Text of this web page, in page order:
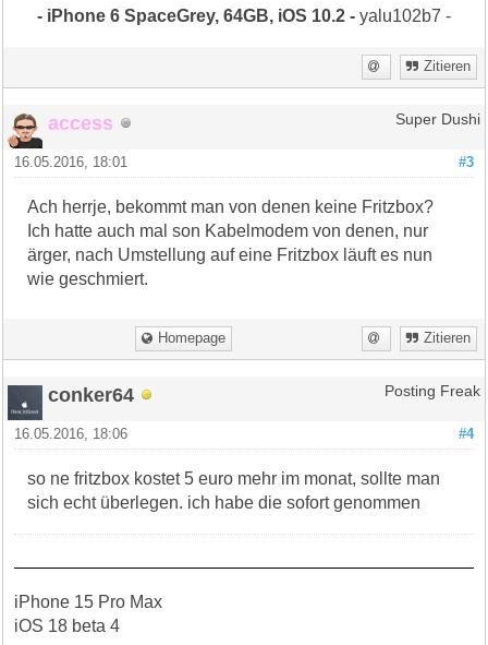
- iPhone 6 SpaceGrey, 64GB, iOS 10.2 -yalu102b7 -
Zitieren
access Super Dushi
#3
16.05.2016, 18:01
Ach herrje, bekommt man von denen keine Fritzbox?
Ich hatte auch mal son Kabelmodem von denen, nur
ärger, nach Umstellung auf eine Fritzbox läuft es nun
wie geschmiert.
Homepage Zitieren
conker64 Posting Freak
#4
16.05.2016, 18:06
so ne fritzbox kostet 5 euro mehr im monat, sollte man
sich echt überlegen. ich habe die sofort genommen
iPhone 15 Pro Max
iOS 18 beta 4